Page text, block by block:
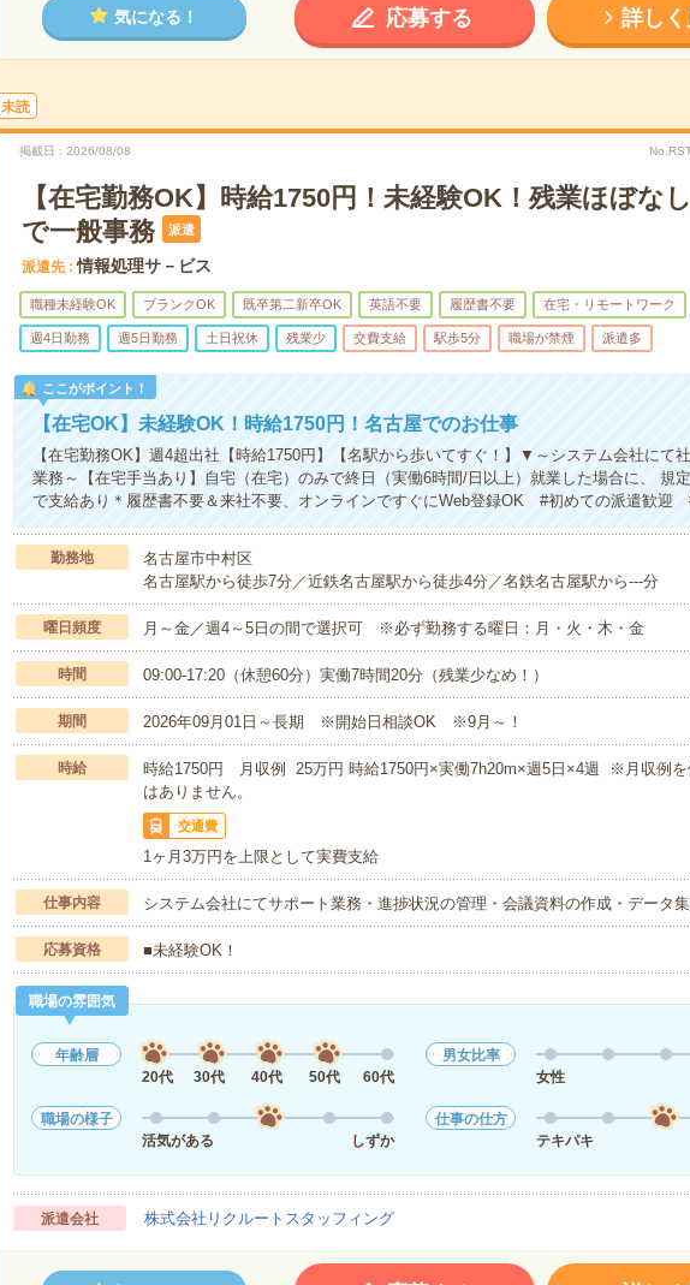
気になる！ 応募する 詳し
未読
掲載日 2026/08/08
【在宅勤務OK】時給1750円！未経験OK！残業ほぼな
で一般事務
派遣
派遣先 情報処理サ－ビス
職種未経験OK ブランクOK 既卒第二新卒OK 英語不要 履歴書不要 在宅・リモートワーク
週4日勤務 週5日勤務 土日祝休 残業少 交費支給 駅歩5分 職場が禁煙 派遣多
ここがポイント！
【在宅OK】未経験OK！時給1750円！名古屋でのお仕事
【在宅勤務OK】週4超出社【時給1750円】【名駅から歩いてすぐ！】▼～システム会社にて
業務～【在宅手当あり】自宅（在宅）のみで終日（実働6時間/日以上）就業した場合に、 規
で支給あり＊履歴書不要＆来社不要、オンラインですぐにWeb登録OK #初めての派遣歓迎
勤務地
名古屋市中村区
名古屋駅から徒歩7分／近鉄名古屋駅から徒歩4分／名鉄名古屋駅から---分
曜日頻度 月～金／週4～5日の間で選択可 ※必ず勤務する曜日：月・火・木・金
時間 09:00-17:20（休憩60分）実働7時間20分（残業少なめ！）
期間 2026年09月01日～長期 ※開始日相談OK ※9月～！
時給
時給1750円 月収例 25万円 時給1750円×実働7h20m×週5日×4週 ※月収例を
はありません。
交通費
1ヶ月3万円を上限として実費支給
仕事内容 システム会社にてサポート業務・進捗状況の管理・会議資料の作成・データ
応募資格 ■未経験OK！
職場の雰囲気
年齢層
20代
30代 40代 50代 60代
男女比率
女性
職場の様子
活気がある
しずか
仕事の仕方
テキパキ
派遣会社 株式会社リクルートスタッフィング